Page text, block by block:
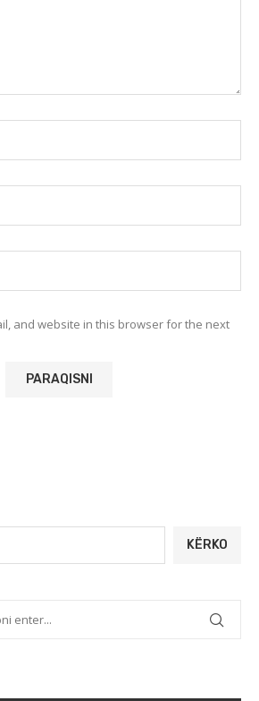
and website in this browser for the next
KËRKO